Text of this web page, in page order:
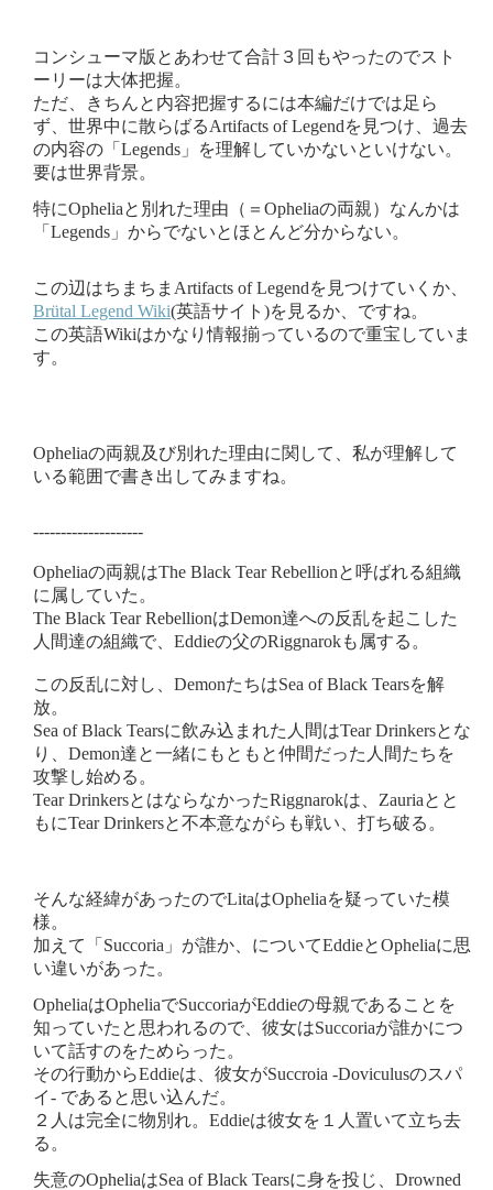
コンシューマ版とあわせて合計３回もやったのでスト
ーリーは大体把握。
ただ、きちんと内容把握するには本編だけでは足ら
ず、世界中に散らばるArtifacts of Legendを見つけ、過去
の内容の「Legends」を理解していかないといけない。
要は世界背景。
特にOpheliaと別れた理由（＝Opheliaの両親）なんかは
「Legends」からでないとほとんど分からない。
この辺はちまちまArtifacts of Legendを見つけていくか、
Brütal Legend Wiki(英語サイト)を見るか、ですね。
この英語Wikiはかなり情報揃っているので重宝していま
す。
Opheliaの両親及び別れた理由に関して、私が理解して
いる範囲で書き出してみますね。
--------------------
Opheliaの両親はThe Black Tear Rebellionと呼ばれる組織
に属していた。
The Black Tear RebellionはDemon達への反乱を起こした
人間達の組織で、Eddieの父のRiggnarokも属する。
この反乱に対し、DemonたちはSea of Black Tearsを解
放。
Sea of Black Tearsに飲み込まれた人間はTear Drinkersとな
り、Demon達と一緒にもともと仲間だった人間たちを
攻撃し始める。
Tear DrinkersとはならなかったRiggnarokは、Zauriaとと
もにTear Drinkersと不本意ながらも戦い、打ち破る。
そんな経緯があったのでLitaはOpheliaを疑っていた模
様。
加えて「Succoria」が誰か、についてEddieとOpheliaに思
い違いがあった。
OpheliaはOpheliaでSuccoriaがEddieの母親であることを
知っていたと思われるので、彼女はSuccoriaが誰かにつ
いて話すのをためらった。
その行動からEddieは、彼女がSuccroia -Doviculusのスパ
イ- であると思い込んだ。
２人は完全に物別れ。Eddieは彼女を１人置いて立ち去
る。
失意のOpheliaはSea of Black Tearsに身を投じ、Drowned